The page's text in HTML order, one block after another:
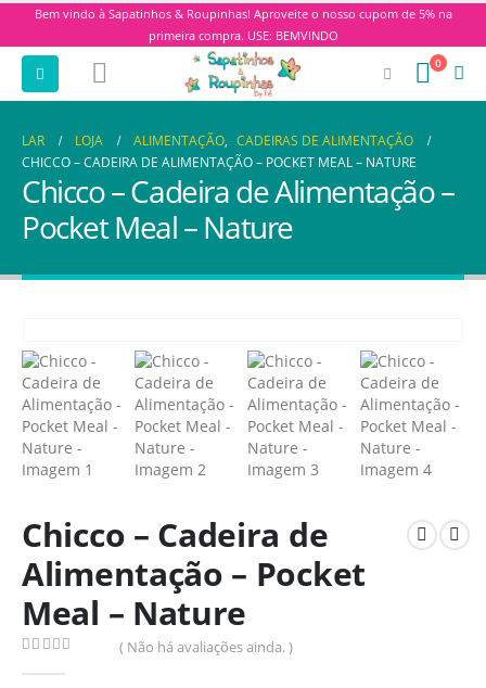
Bem vindo à Sapatinhos & Roupinhas! Aproveite o nosso cupom de 5% na
primeira compra. USE: BEMVINDO
0
LAR LOJA ALIMENTAÇÃO, CADEIRAS DE ALIMENTAÇÃO
CHICCO – CADEIRA DE ALIMENTAÇÃO – POCKET MEAL – NATURE
Chicco – Cadeira de Alimentação –
Pocket Meal – Nature
Chicco – Cadeira de
Alimentação – Pocket
Meal – Nature
( Não há avaliações ainda. )